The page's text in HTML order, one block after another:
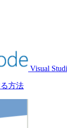
Visual
方法